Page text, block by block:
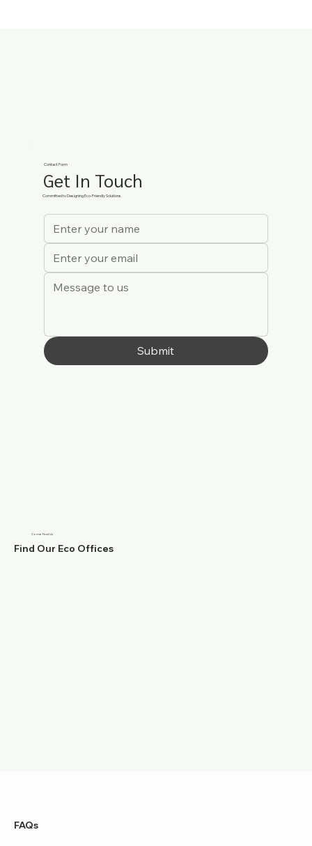
Contact Form
Get In Touch
Committed to Designing Eco-Friendly Solutions
Submit
Come Find Us
Find Our Eco Offices
FAQs